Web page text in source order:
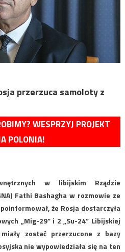
przerzuca samoloty z
WESPRZYJ PROJEKT
POLONIA!
w libijskim Rządzie
Fathi Bashagha w rozmowie ze
że Rosja dostarczyła
„Mig-29” i 2 „Su-24” Libijskiej
zostać przerzucone z bazy
nie wypowiedziała się na ten